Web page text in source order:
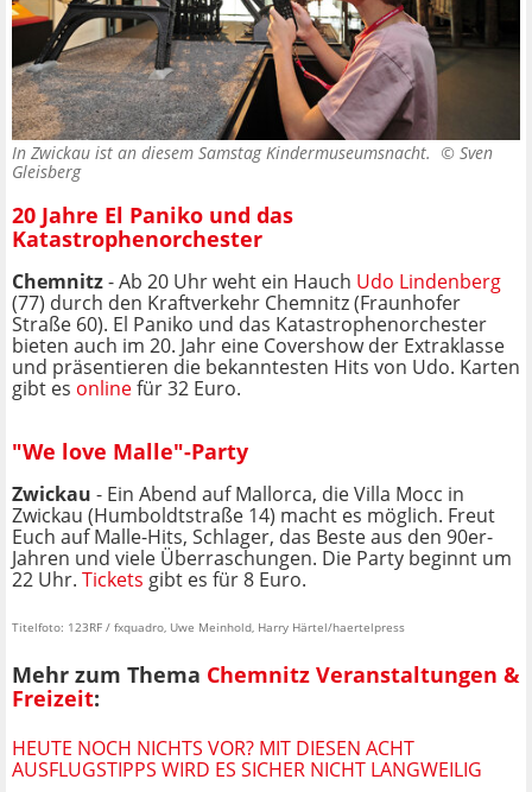
In Zwickau ist an diesem Samstag Kindermuseumsnacht. © Sven
Gleisberg
20 Jahre El Paniko und das
Katastrophenorchester
Chemnitz- Ab 20 Uhr weht ein Hauch Udo Lindenberg
(77) durch den Kraftverkehr Chemnitz (Fraunhofer
Straße 60). El Paniko und das Katastrophenorchester
bieten auch im 20. Jahr eine Covershow der Extraklasse
und präsentieren die bekanntesten Hits von Udo. Karten
gibt es onlinefür 32 Euro.
"We love Malle"-Party
Zwickau - Ein Abend auf Mallorca, die Villa Mocc in
Zwickau (Humboldtstraße 14) macht es möglich. Freut
Euch auf Malle-Hits, Schlager, das Beste aus den 90er-
Jahren und viele Überraschungen. Die Party beginnt um
22 Uhr. Tickets gibt es für 8 Euro.
Titelfoto: 123RF / fxquadro, Uwe Meinhold, Harry Härtel/haertelpress
Mehr zum Thema Chemnitz Veranstaltungen &
Freizeit:
HEUTE NOCH NICHTS VOR? MIT DIESEN ACHT
AUSFLUGSTIPPS WIRD ES SICHER NICHT LANGWEILIG